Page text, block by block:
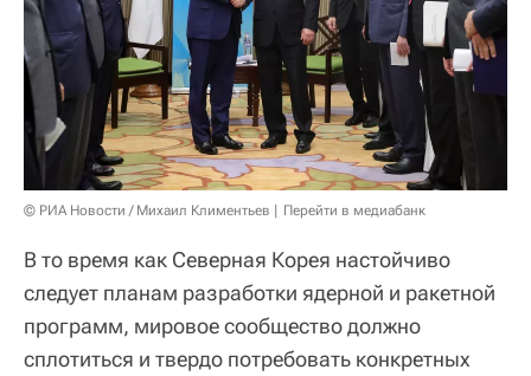
© РИА Новости / Михаил Климентьев Перейти в медиабанк
В то время как Северная Корея настойчиво
следует планам разработки ядерной и ракетной
программ, мировое сообщество должно
сплотиться и твердо потребовать конкретных